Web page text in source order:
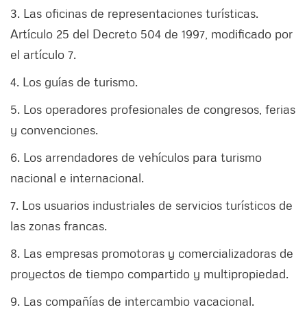
3. Las oficinas de representaciones turísticas.
Artículo 25 del Decreto 504 de 1997, modificado por
el artículo 7.
4. Los guías de turismo.
5. Los operadores profesionales de congresos, ferias
y convenciones.
6. Los arrendadores de vehículos para turismo
nacional e internacional.
7. Los usuarios industriales de servicios turísticos de
las zonas francas.
8. Las empresas promotoras y comercializadoras de
proyectos de tiempo compartido y multipropiedad.
9. Las compañías de intercambio vacacional.